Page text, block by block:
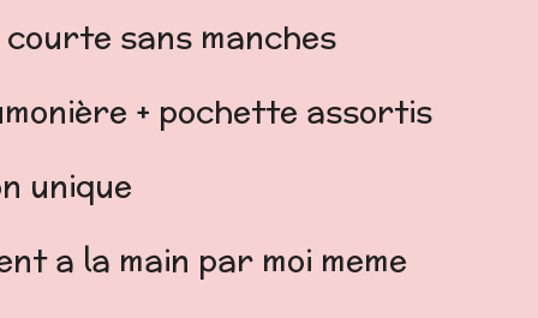
sans manches
+ pochette assortis
unique
a la main par moi meme